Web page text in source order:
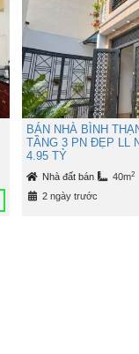
BÁN NHÀ BÌNH
TẦNG 3 PN ĐẸP LL
4.95 TỶ
Nhà đất bán 40m2
2 ngày trước